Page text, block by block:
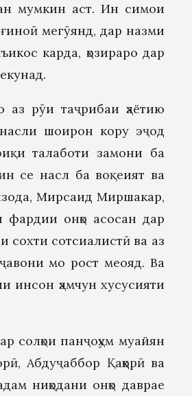
мумкин аст. Ин симои
мегӯянд, дар назми
карда, ҳозираро дар
рӯи таҷрибаи ҳаётию
шоирон кору эҷод
талаботи замони ба
се насл ба воқеият ва
Мирсаид Миршакар,
онҳо асосан дар
сохти сотсиалистӣ ва аз
мо рост меояд. Ва
инсон ҳамчун хусусияти
солҳои панҷоҳум муайян
Абдуҷаббор Қаҳҳорӣ ва
ниҳодани онҳо даврае